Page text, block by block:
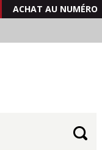
ACHAT AU NUMÉRO